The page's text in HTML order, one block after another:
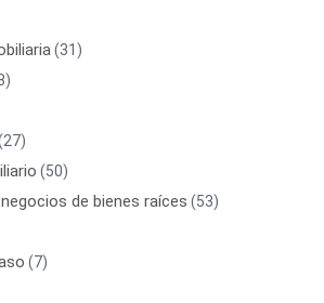
(31)
(50)
de bienes raíces (53)
(7)